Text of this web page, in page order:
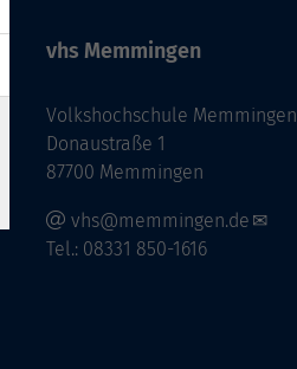
vhs Memmingen
Volkshochschule Memmingen
Donaustraße 1
87700 Memmingen
vhs@memmingen.de
Tel.: 08331 850-1616